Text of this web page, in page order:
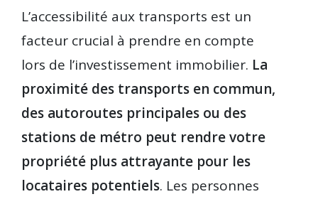
L’accessibilité aux transports est un
facteur crucial à prendre en compte
lors de l’investissement immobilier. La
proximité des transports en commun,
des autoroutes principales ou des
stations de métro peut rendre votre
propriété plus attrayante pour les
locataires potentiels. Les personnes